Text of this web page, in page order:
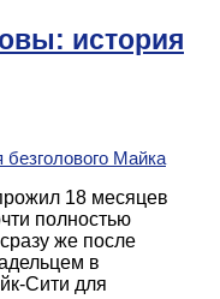
история
18 месяцев
полностью
же после
в
Сити для